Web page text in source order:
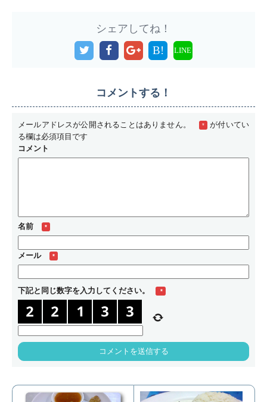
シェアしてね！
B! LINE
コメントする！
メールアドレスが公開されることはありません。 *
が付いてい
る欄は必須項目です
コメント
名前 *
メール *
下記と同じ数字を入力してください。 *